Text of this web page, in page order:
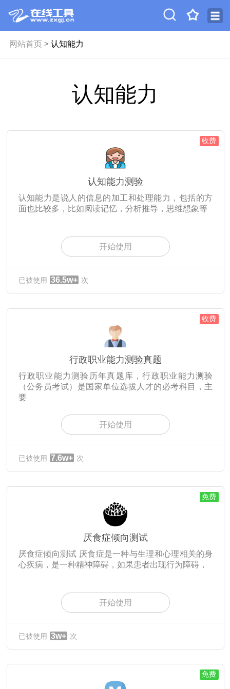
网站首页> 认知能力
认知能力
收费
认知能力测验
认知能力是说人的信息的加工和处理能力，包括的方
面也比较多，比如阅读记忆，分析推导，思维想象等
开始使用
已被使用 36.5w+ 次
收费
行政职业能力测验真题
行政职业能力测验历年真题库，行政职业能力测验
（公务员考试）是国家单位选拔人才的必考科目，主
要
开始使用
已被使用 7.6w+ 次
免费
厌食症倾向测试
厌食症倾向测试 厌食症是一种与生理和心理相关的身
心疾病，是一种精神障碍，如果患者出现行为障碍，
开始使用
已被使用 3w+ 次
免费